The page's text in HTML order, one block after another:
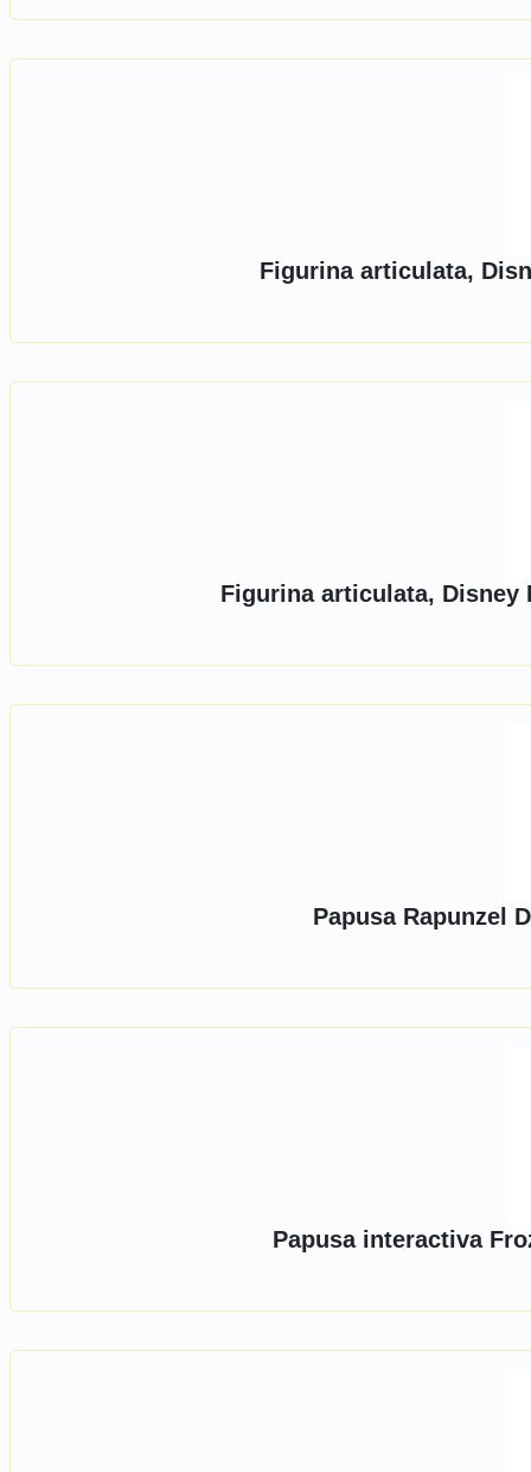
Figurina articulata,
Figurina articulata, Disney
Papusa Rapunzel
Papusa interactiva